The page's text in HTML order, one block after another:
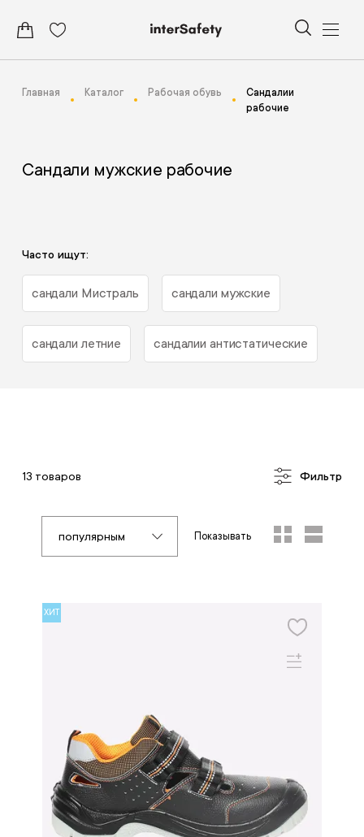
Главная Каталог Рабочая обувь
Сандалии
рабочие
Сандали мужские рабочие
Часто ищут:
сандали Мистраль сандали мужские
сандали летние сандалии антистатические
13 товаров Фильтр
популярным Показывать
ХИТ